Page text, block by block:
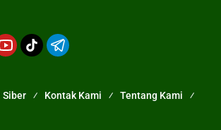
Siber Kontak Kami
Tentang Kami